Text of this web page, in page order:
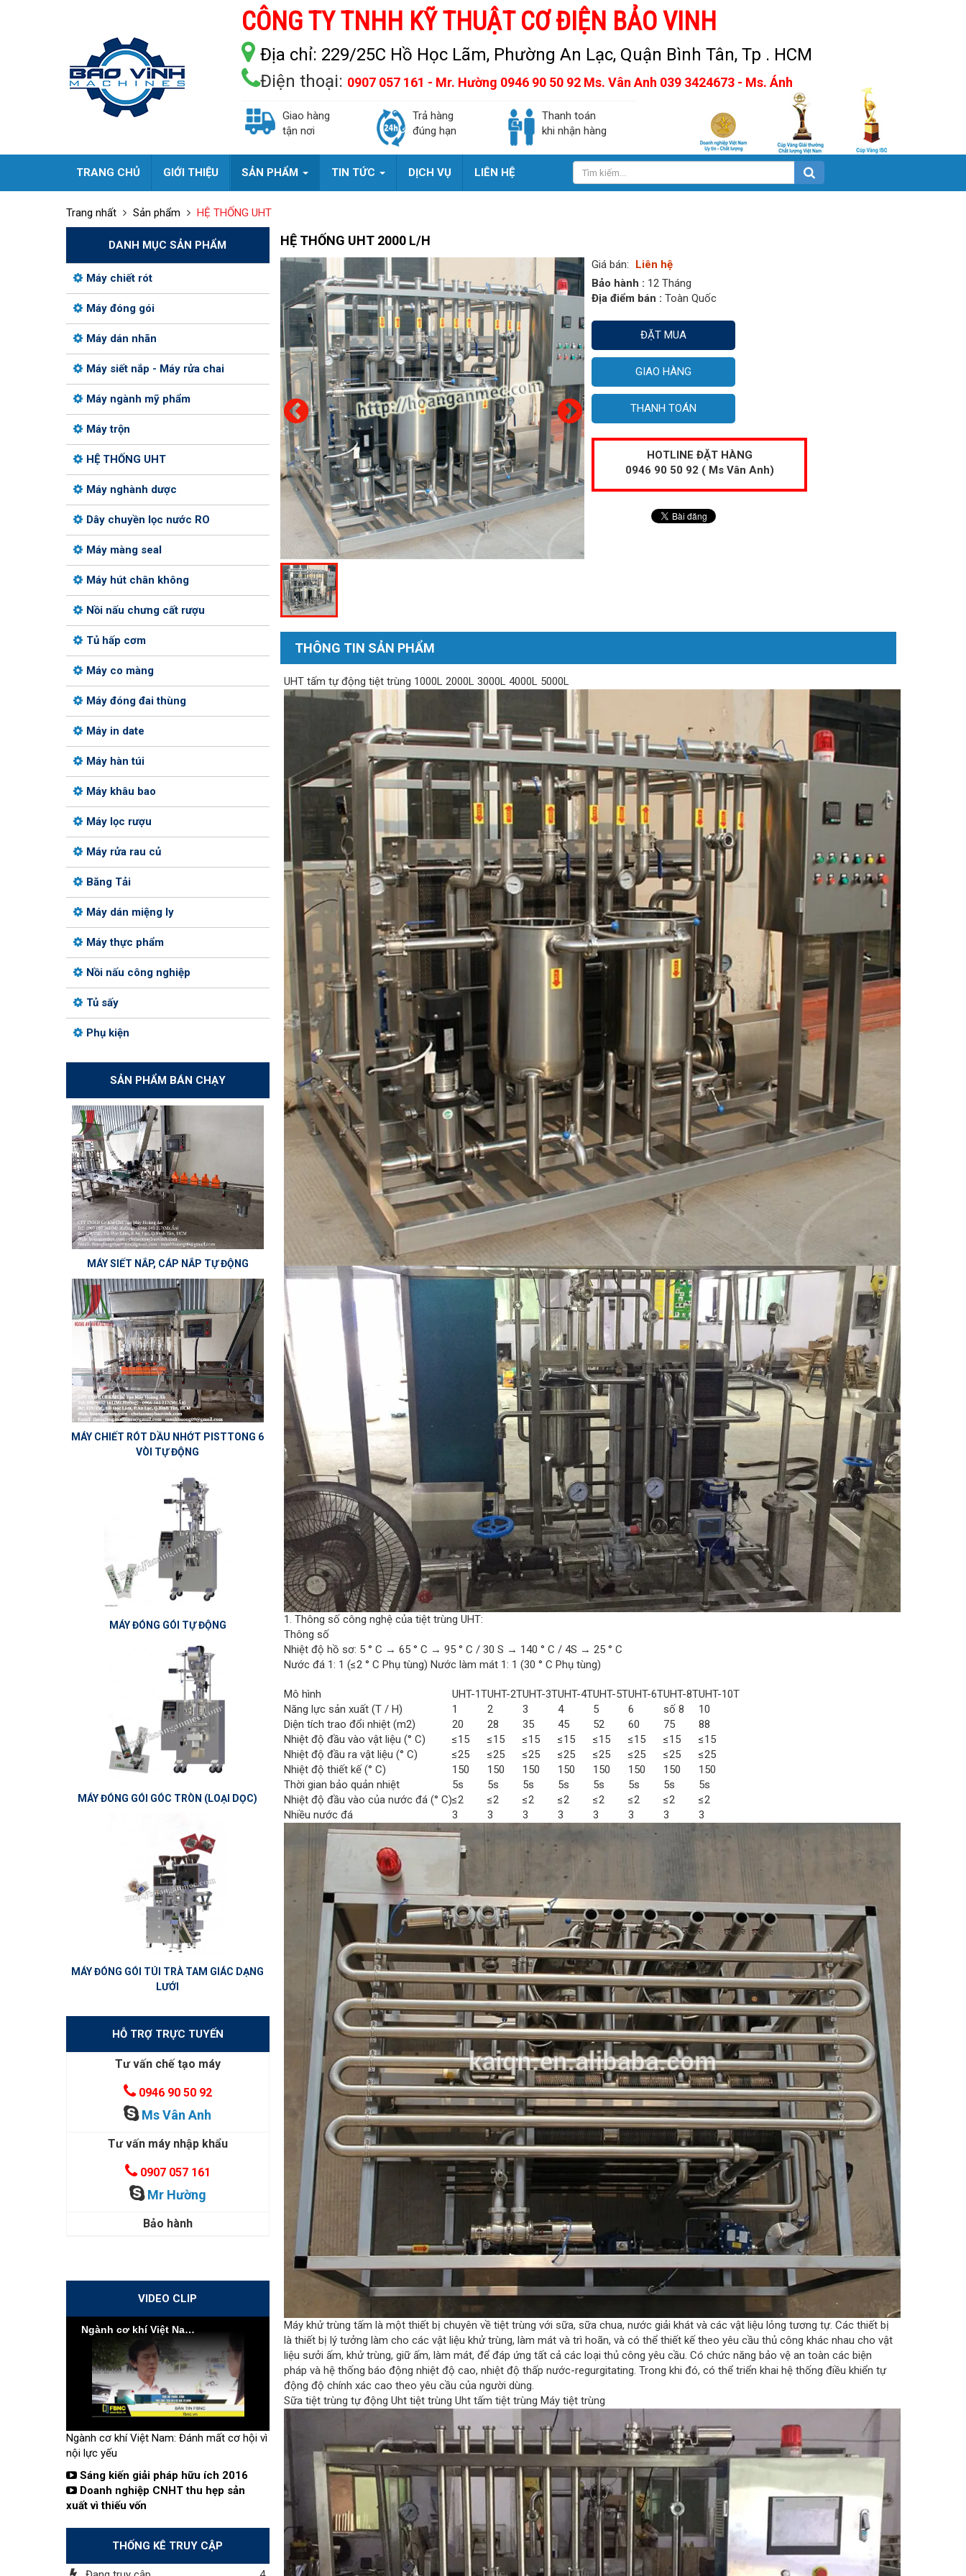
CÔNG TY TNHH KỸ THUẬT CƠ ĐIỆN BẢO VINH
Địa chỉ: 229/25C Hồ Học Lãm, Phường An Lạc, Quận Bình Tân, Tp . HCM
Điện thoại: 0907 057 161 - Mr. Hường 0946 90 50 92 Ms. Vân Anh 039 3424673 - Ms. Ánh
Giao hàng
tận nơi
Trả hàng
đúng hạn
Thanh toán
khi nhận hàng
TRANG CHỦ GIỚI THIỆU SẢN PHẨM TIN TỨC DỊCH VỤ LIÊN HỆ
Trang nhất Sản phẩm HỆ THỐNG UHT
HỆ THỐNG UHT 2000 L/H
Giá bán:
Liên hệ
Bảo hành : 12 Tháng
Địa điểm bán : Toàn Quốc
ĐẶT MUA
GIAO HÀNG
THANH TOÁN
HOTLINE ĐẶT HÀNG
0946 90 50 92 ( Ms Vân Anh)
THÔNG TIN SẢN PHẨM
UHT tấm tự động tiệt trùng 1000L 2000L 3000L 4000L 5000L
1. Thông số công nghệ của tiệt trùng UHT:
Thông số
Nhiệt độ hồ sơ: 5 ° C → 65 ° C → 95 ° C / 30 S → 140 ° C / 4S → 25 ° C
Nước đá 1: 1 (≤2 ° C Phụ tùng) Nước làm mát 1: 1 (30 ° C Phụ tùng)
Mô hình UHT-1TUHT-2TUHT-3TUHT-4TUHT-5TUHT-6TUHT-8TUHT-10T
Năng lực sản xuất (T / H)
1 2 3 4 5 6 số 8
10
Diện tích trao đổi nhiệt (m2)
20 28 35 45 52 60 75
88
Nhiệt độ đầu vào vật liệu (° C)
≤15 ≤15 ≤15 ≤15 ≤15 ≤15 ≤15
≤15
Nhiệt độ đầu ra vật liệu (° C)
≤25 ≤25 ≤25 ≤25 ≤25 ≤25 ≤25
≤25
Nhiệt độ thiết kế (° C)
150 150 150 150 150 150 150
150
Thời gian bảo quản nhiệt
5s 5s 5s 5s 5s 5s 5s
5s
Nhiệt độ đầu vào của nước đá (° C)≤2 ≤2 ≤2 ≤2 ≤2 ≤2 ≤2
≤2
Nhiều nước đá
3 3 3 3 3 3 3 3
Máy khử trùng tấm là một thiết bị chuyên về tiệt trùng với sữa, sữa chua, nước giải khát và các vật liệu lỏng tương tự. Các thiết bị
là thiết bị lý tưởng làm cho các vật liệu khử trùng, làm mát và trì hoãn, và có thể thiết kế theo yêu cầu thủ công khác nhau cho vật
liệu sưởi ấm, khử trùng, giữ ấm, làm mát, để đáp ứng tất cả các loại thủ công yêu cầu. Có chức năng bảo vệ an toàn các biện
pháp và hệ thống báo động nhiệt độ cao, nhiệt độ thấp nước-regurgitating. Trong khi đó, có thể triển khai hệ thống điều khiển tự
động độ chính xác cao theo yêu cầu của người dùng.
Sữa tiệt trùng tự động Uht tiệt trùng Uht tấm tiệt trùng Máy tiệt trùng
DANH MỤC SẢN PHẨM
Máy chiết rót
Máy đóng gói
Máy dán nhãn
Máy siết nắp - Máy rửa chai
Máy ngành mỹ phẩm
Máy trộn
HỆ THỐNG UHT
Máy nghành dược
Dây chuyền lọc nước RO
Máy màng seal
Máy hút chân không
Nồi nấu chưng cất rượu
Tủ hấp cơm
Máy co màng
Máy đóng đai thùng
Máy in date
Máy hàn túi
Máy khâu bao
Máy lọc rượu
Máy rửa rau củ
Băng Tải
Máy dán miệng ly
Máy thực phẩm
Nồi nấu công nghiệp
Tủ sấy
Phụ kiện
SẢN PHẨM BÁN CHẠY
MÁY SIẾT NẮP, CÁP NẮP TỰ ĐỘNG
MÁY CHIẾT RÓT DẦU NHỚT PISTTONG 6
VÒI TỰ ĐỘNG
MÁY ĐÓNG GÓI TỰ ĐỘNG
MÁY ĐÓNG GÓI GÓC TRÒN (LOẠI DỌC)
MÁY ĐÓNG GÓI TÚI TRÀ TAM GIÁC DẠNG
LƯỚI
HỖ TRỢ TRỰC TUYẾN
Tư vấn chế tạo máy
0946 90 50 92
Ms Vân Anh
Tư vấn máy nhập khẩu
0907 057 161
Mr Hường
Bảo hành
VIDEO CLIP
Ngành cơ khí Việt Nam: Đánh mất cơ hội vì nội lực yếu
Ngành cơ khí Việt Nam: Đánh mất cơ hội vì
nội lực yếu
Sáng kiến giải pháp hữu ích 2016
Doanh nghiệp CNHT thu hẹp sản
xuất vì thiếu vốn
THỐNG KÊ TRUY CẬP